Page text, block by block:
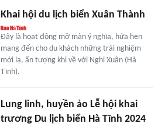
Khai hội du lịch biển Xuân Thành
Đây là hoạt động mở màn ý nghĩa, hứa hẹn
mang đến cho du khách những trải nghiệm
mới lạ, ấn tượng khi về với Nghi Xuân (Hà
Tĩnh).
Lung linh, huyền ảo Lễ hội khai
trương Du lịch biển Hà Tĩnh 2024